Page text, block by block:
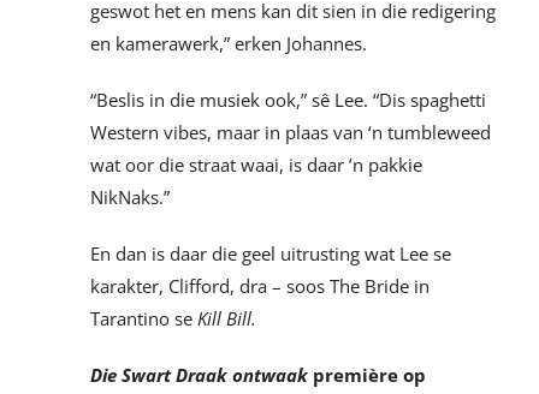
geswot het en mens kan dit sien in die redigering
en kamerawerk,” erken Johannes.
“Beslis in die musiek ook,” sê Lee. “Dis spaghetti
Western vibes, maar in plaas van ‘n tumbleweed
wat oor die straat waai, is daar ’n pakkie
NikNaks.”
En dan is daar die geel uitrusting wat Lee se
karakter, Clifford, dra – soos The Bride in
Tarantino se Kill Bill.
Die Swart Draak ontwaakpremière op